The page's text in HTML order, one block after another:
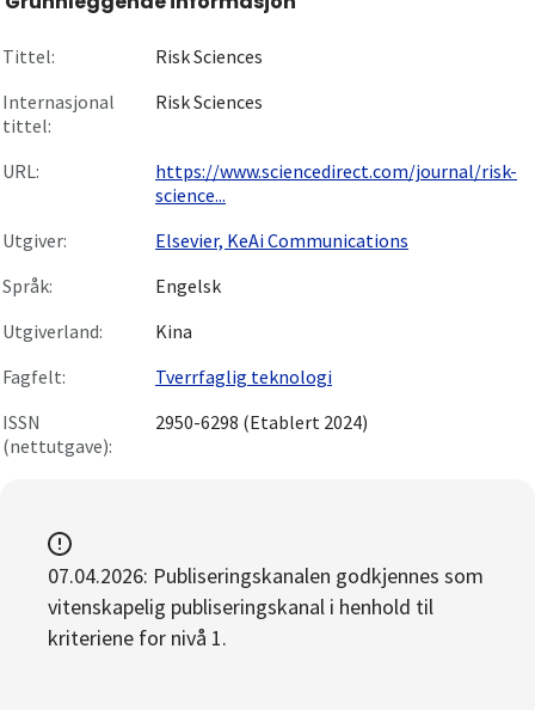
Gå til innlogging
Tittel:
Risk Sciences
Internasjonal
tittel:
Risk Sciences
URL:
https://www.sciencedirect.com/journal/risk-
science...
Utgiver:
Elsevier, KeAi Communications
Språk:
Engelsk
Utgiverland:
Kina
Fagfelt:
Tverrfaglig teknologi
ISSN
(nettutgave):
2950-6298 (Etablert 2024)
07.04.2026: Publiseringskanalen godkjennes som
vitenskapelig publiseringskanal i henhold til
kriteriene for nivå 1.